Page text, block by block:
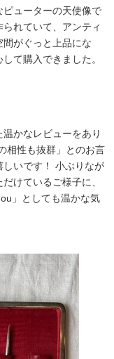
ューターの天使像で
れていて、アンティ
がぐっと上品にな
て購入できました。
かなレビューをあり
相性も抜群」とのお言
いです！ 小ぶりなが
けているご様子に、
」としても温かな気